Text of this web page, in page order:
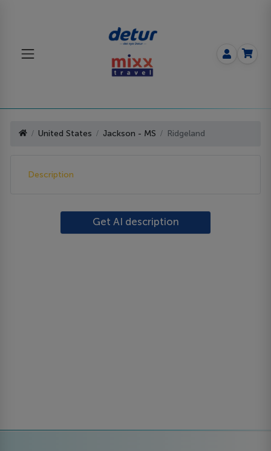
United States Jackson - MS Ridgeland
Description
Get AI description